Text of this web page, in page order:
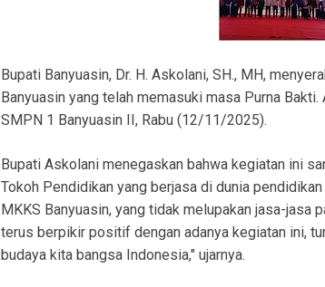
Bupati Banyuasin, Dr. H. Askolani, SH., MH,
Banyuasin yang telah memasuki masa Purna
SMPN 1 Banyuasin II, Rabu (12/11/2025).
Bupati Askolani menegaskan bahwa kegiatan ini
Tokoh Pendidikan yang berjasa di dunia
MKKS Banyuasin, yang tidak melupakan jasa-jasa
terus berpikir positif dengan adanya kegiatan ini,
budaya kita bangsa Indonesia," ujarnya.